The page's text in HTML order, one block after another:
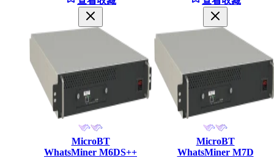
MicroBT
WhatsMiner M6DS++
MicroBT
WhatsMiner M7D